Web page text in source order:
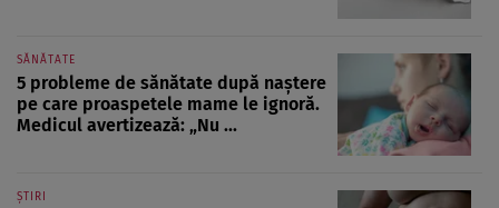
SĂNĂTATE
5 probleme de sănătate după naștere
pe care proaspetele mame le ignoră.
Medicul avertizează: „Nu ...
ȘTIRI